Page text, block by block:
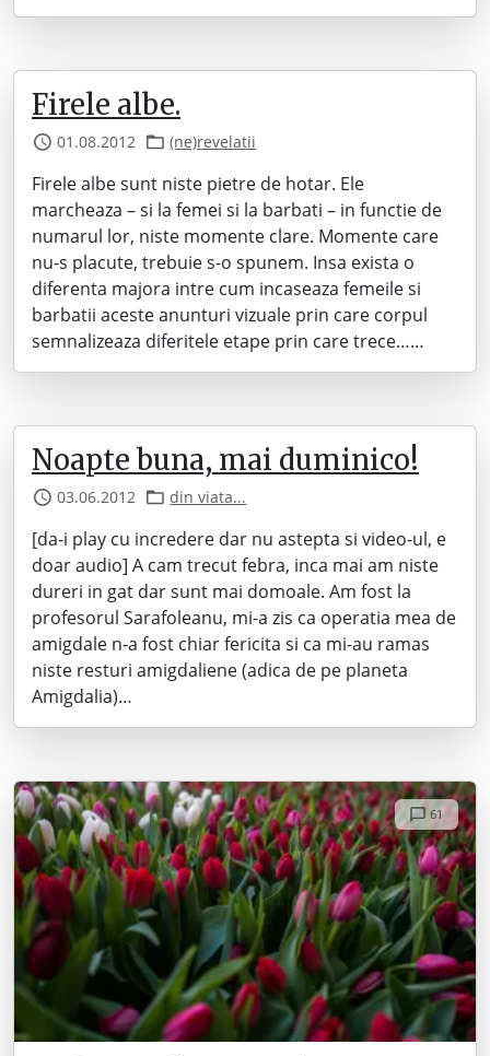
Firele albe.
01.08.2012 (ne)revelatii
Firele albe sunt niste pietre de hotar. Ele
marcheaza – si la femei si la barbati – in functie de
numarul lor, niste momente clare. Momente care
nu-s placute, trebuie s-o spunem. Insa exista o
diferenta majora intre cum incaseaza femeile si
barbatii aceste anunturi vizuale prin care corpul
semnalizeaza diferitele etape prin care trece……
Noapte buna, mai duminico!
03.06.2012 din viata...
[da-i play cu incredere dar nu astepta si video-ul, e
doar audio] A cam trecut febra, inca mai am niste
dureri in gat dar sunt mai domoale. Am fost la
profesorul Sarafoleanu, mi-a zis ca operatia mea de
amigdale n-a fost chiar fericita si ca mi-au ramas
niste resturi amigdaliene (adica de pe planeta
Amigdalia)…
61